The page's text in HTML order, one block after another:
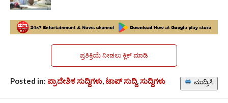
ಪ್ರತಿಕ್ರಿಯೆ ನೀಡಲು ಕ್ಲಿಕ್ ಮಾಡಿ
Posted in: ಪ್ರಾದೇಶಿಕ ಸುದ್ದಿಗಳು, ಟಾಪ್ ಸುದ್ದಿ, ಸುದ್ದಿಗಳು ಮುದ್ರಿಸಿ